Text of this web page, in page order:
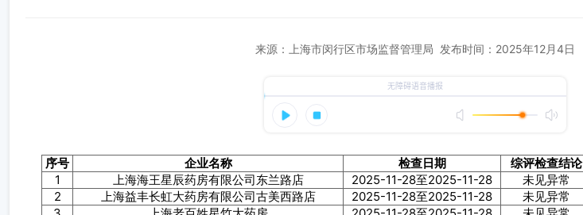
来源：上海市闵行区市场监督管理局 发布时间：2025年12月4日
序号 企业名称 检查日期 综评检查结论
1
上海海王星辰药房有限公司东兰路店 2025-11-28至2025-11-28 未见异常
2
上海益丰长虹大药房有限公司古美西路店 2025-11-28至2025-11-28 未见异常